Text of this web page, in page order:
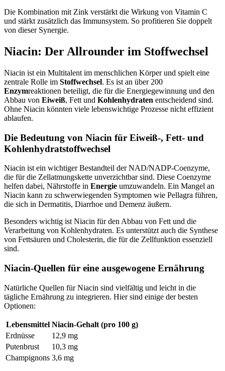
Die Kombination mit Zink verstärkt die Wirkung von Vitamin C
und stärkt zusätzlich das Immunsystem. So profitieren Sie doppelt
von dieser Synergie.
Niacin: Der Allrounder im Stoffwechsel
Niacin ist ein Multitalent im menschlichen Körper und spielt eine
zentrale Rolle im Stoffwechsel. Es ist an über 200
Enzymreaktionen beteiligt, die für die Energiegewinnung und den
Abbau von Eiweiß, Fett und Kohlenhydraten entscheidend sind.
Ohne Niacin könnten viele lebenswichtige Prozesse nicht effizient
ablaufen.
Die Bedeutung von Niacin für Eiweiß-, Fett- und
Kohlenhydratstoffwechsel
Niacin ist ein wichtiger Bestandteil der NAD/NADP-Coenzyme,
die für die Zellatmungskette unverzichtbar sind. Diese Coenzyme
helfen dabei, Nährstoffe in Energie umzuwandeln. Ein Mangel an
Niacin kann zu schwerwiegenden Symptomen wie Pellagra führen,
die sich in Dermatitis, Diarrhoe und Demenz äußern.
Besonders wichtig ist Niacin für den Abbau von Fett und die
Verarbeitung von Kohlenhydraten. Es unterstützt auch die Synthese
von Fettsäuren und Cholesterin, die für die Zellfunktion essenziell
sind.
Niacin-Quellen für eine ausgewogene Ernährung
Natürliche Quellen für Niacin sind vielfältig und leicht in die
tägliche Ernährung zu integrieren. Hier sind einige der besten
Optionen:
Lebensmittel Niacin-Gehalt (pro 100 g)
Erdnüsse
12,9 mg
Putenbrust
10,3 mg
Champignons 3,6 mg